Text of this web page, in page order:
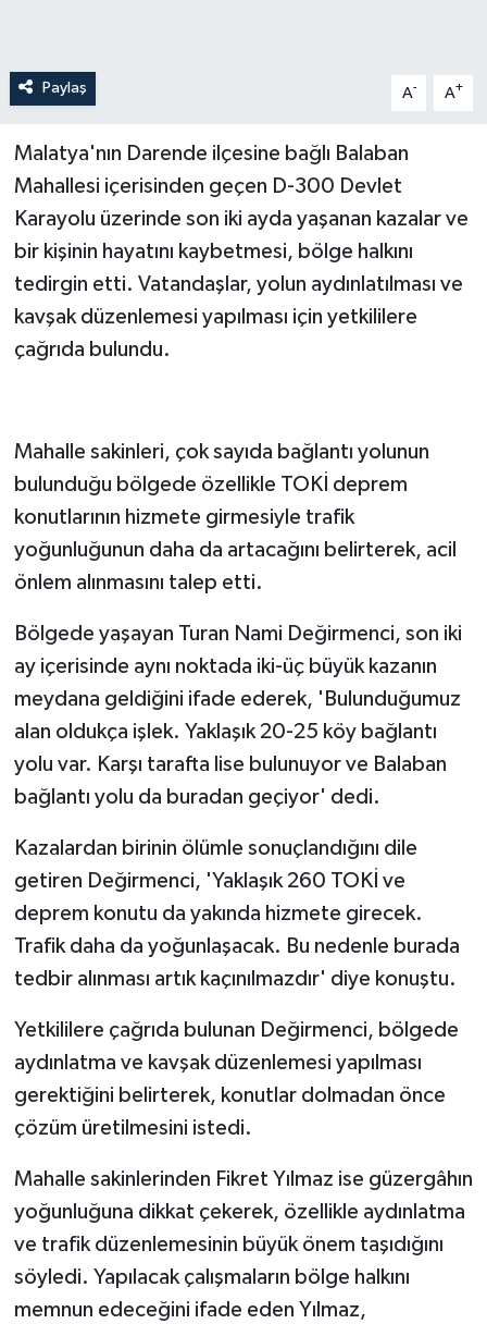
Paylaş A- A+
Malatya'nın Darende ilçesine bağlı Balaban
Mahallesi içerisinden geçen D-300 Devlet
Karayolu üzerinde son iki ayda yaşanan kazalar ve
bir kişinin hayatını kaybetmesi, bölge halkını
tedirgin etti. Vatandaşlar, yolun aydınlatılması ve
kavşak düzenlemesi yapılması için yetkililere
çağrıda bulundu.
Mahalle sakinleri, çok sayıda bağlantı yolunun
bulunduğu bölgede özellikle TOKİ deprem
konutlarının hizmete girmesiyle trafik
yoğunluğunun daha da artacağını belirterek, acil
önlem alınmasını talep etti.
Bölgede yaşayan Turan Nami Değirmenci, son iki
ay içerisinde aynı noktada iki-üç büyük kazanın
meydana geldiğini ifade ederek, 'Bulunduğumuz
alan oldukça işlek. Yaklaşık 20-25 köy bağlantı
yolu var. Karşı tarafta lise bulunuyor ve Balaban
bağlantı yolu da buradan geçiyor' dedi.
Kazalardan birinin ölümle sonuçlandığını dile
getiren Değirmenci, 'Yaklaşık 260 TOKİ ve
deprem konutu da yakında hizmete girecek.
Trafik daha da yoğunlaşacak. Bu nedenle burada
tedbir alınması artık kaçınılmazdır' diye konuştu.
Yetkililere çağrıda bulunan Değirmenci, bölgede
aydınlatma ve kavşak düzenlemesi yapılması
gerektiğini belirterek, konutlar dolmadan önce
çözüm üretilmesini istedi.
Mahalle sakinlerinden Fikret Yılmaz ise güzergâhın
yoğunluğuna dikkat çekerek, özellikle aydınlatma
ve trafik düzenlemesinin büyük önem taşıdığını
söyledi. Yapılacak çalışmaların bölge halkını
memnun edeceğini ifade eden Yılmaz,